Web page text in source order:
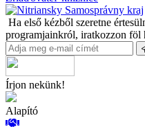
Ha első kézből szeretne
programjainkról, iratkozzon föl
Írjon nekünk!
Alapító